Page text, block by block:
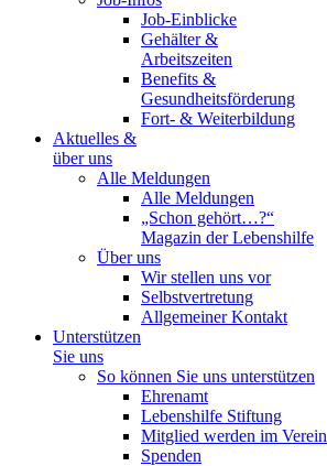
Job-Einblicke
Gehälter &
Arbeitszeiten
Benefits &
Gesundheitsförderung
Fort- & Weiterbildung
Aktuelles &
über uns
Alle Meldungen
Alle Meldungen
„Schon gehört…?“
Magazin der Lebenshilfe
Über uns
Wir stellen uns vor
Selbstvertretung
Allgemeiner Kontakt
Unterstützen
Sie uns
So können Sie uns unterstützen
Ehrenamt
Lebenshilfe Stiftung
Mitglied werden im Verein
Spenden